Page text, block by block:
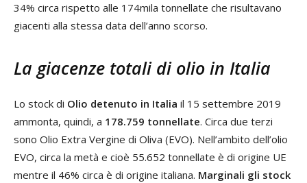
34% circa rispetto alle 174mila tonnellate che risultavano
giacenti alla stessa data dell’anno scorso.
La giacenze totali di olio in Italia
Lo stock di Olio detenuto in Italia il 15 settembre 2019
ammonta, quindi, a 178.759 tonnellate. Circa due terzi
sono Olio Extra Vergine di Oliva (EVO). Nell’ambito dell’olio
EVO, circa la metà e cioè 55.652 tonnellate è di origine UE
mentre il 46% circa è di origine italiana. Marginali gli stock